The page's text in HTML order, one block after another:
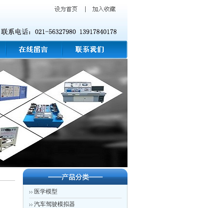
医学模型
汽车驾驶模拟器